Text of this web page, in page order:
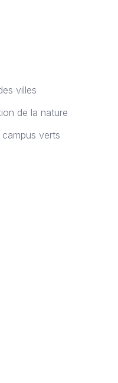
villes
de la nature
verts